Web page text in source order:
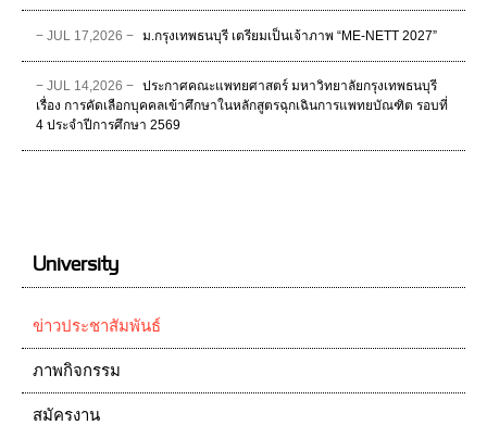
− JUL 17,2026 − ม.กรุงเทพธนบุรี เตรียมเป็นเจ้าภาพ “ME-NETT 2027”
− JUL 14,2026 − ประกาศคณะแพทยศาสตร์ มหาวิทยาลัยกรุงเทพธนบุรี
เรื่อง การคัดเลือกบุคคลเข้าศึกษาในหลักสูตรฉุกเฉินการแพทยบัณฑิต รอบที่
4 ประจําปีการศึกษา 2569
University
ข่าวประชาสัมพันธ์
ภาพกิจกรรม
สมัครงาน